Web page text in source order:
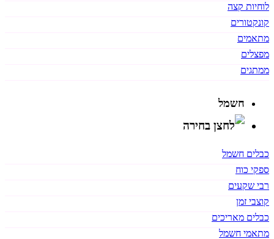
לוחיות קצה
קונקטורים
מתאמים
מפצלים
ממתגים
חשמל
כבלים חשמל
ספקי כוח
רבי שקעים
קוצבי זמן
כבלים מאריכים
מתאמי חשמל